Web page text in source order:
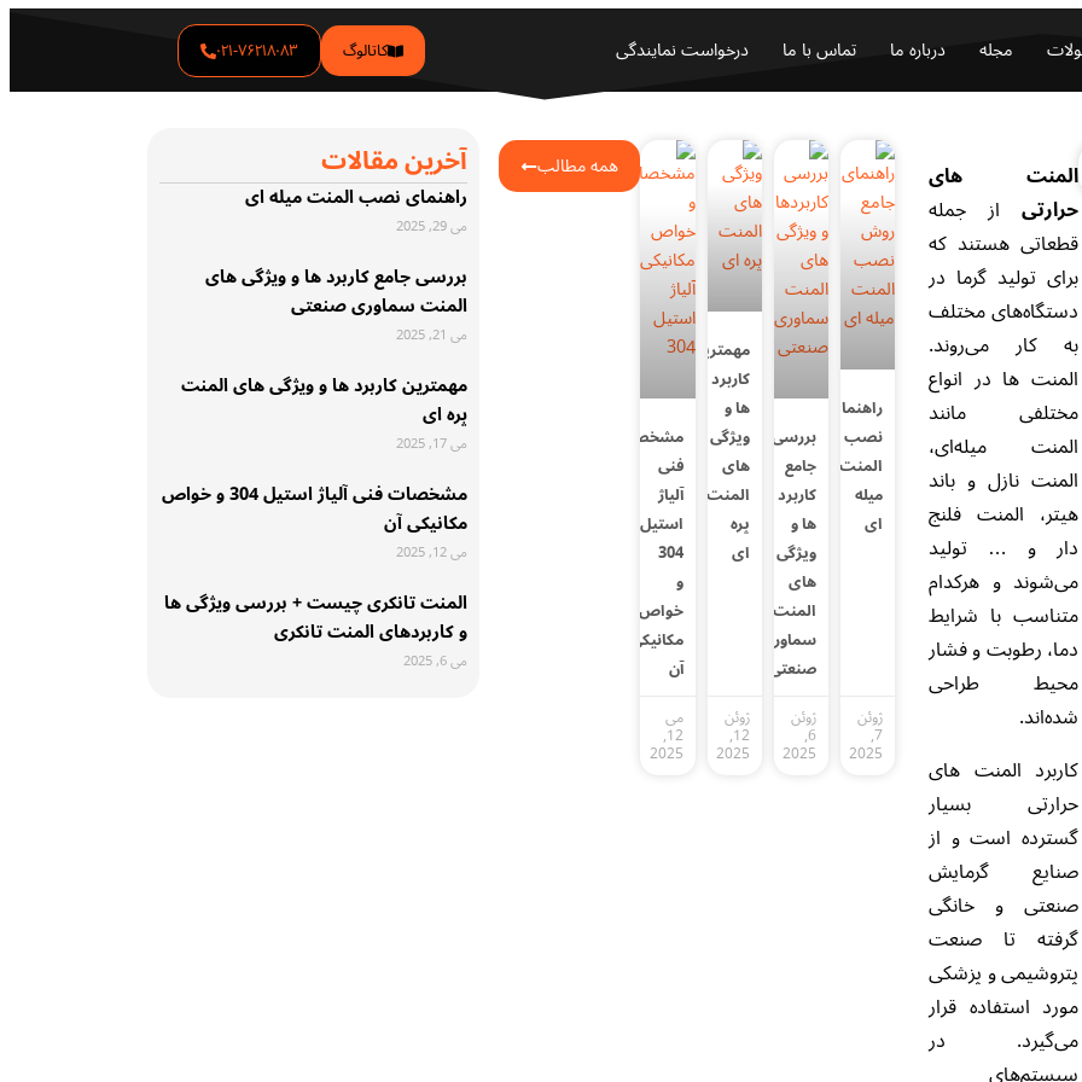
مجله درباره ما تماس با ما درخواست نمایندگی کاتالوگ ۰۲۱-۷۶۲۱۸۰۸۳
المنت های
حرارتی از جمله
قطعاتی هستند که
برای تولید گرما در
دستگاه‌های مختلف
به کار می‌روند.
المنت ها در انواع
مختلفی مانند
المنت میله‌ای،
المنت نازل و باند
هیتر، المنت فلنج
دار و … تولید
می‌شوند و هرکدام
متناسب با شرایط
دما، رطوبت و فشار
محیط طراحی
شده‌اند.
کاربرد المنت های
حرارتی بسیار
گسترده است و از
صنایع گرمایش
صنعتی و خانگی
گرفته تا صنعت
پتروشیمی و پزشکی
مورد استفاده قرار
می‌گیرد. در
راهنمای
نصب
المنت
میله
ای
ژوئن
7,
2025
بررسی
جامع
کاربرد
ها و
ویژگی
های
المنت
سماوری
صنعتی
ژوئن
6,
2025
مهمترین
کاربرد
ها و
ویژگی
های
المنت
پره
ای
ژوئن
12,
2025
مشخصات
فنی
آلیاژ
استیل
304
و
خواص
مکانیکی
آن
می
12,
2025
همه مطالب آخرین مقالات
راهنمای نصب المنت میله ای
می 29, 2025
بررسی جامع کاربرد ها و ویژگی های
المنت سماوری صنعتی
می 21, 2025
مهمترین کاربرد ها و ویژگی های المنت
پره ای
می 17, 2025
مشخصات فنی آلیاژ استیل 304 و خواص
مکانیکی آن
می 12, 2025
المنت تانکری چیست + بررسی ویژگی ها
و کاربردهای المنت تانکری
می 6, 2025